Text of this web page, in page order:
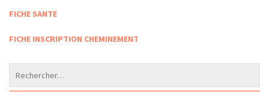
FICHE SANTE
FICHE INSCRIPTION CHEMINEMENT